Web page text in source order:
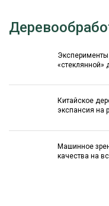
«стеклянной»
Китайское
экспансия на
Машинное
качества на